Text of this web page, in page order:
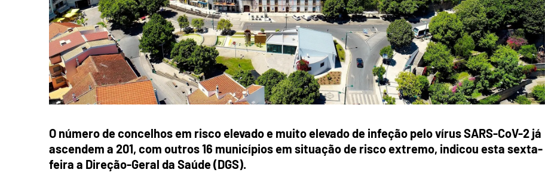
O número de concelhos em risco elevado e muito elevado de infeção pelo vírus SARS-CoV-2 já
ascendem a 201, com outros 16 municípios em situação de risco extremo, indicou esta sexta-
feira a Direção-Geral da Saúde (DGS).